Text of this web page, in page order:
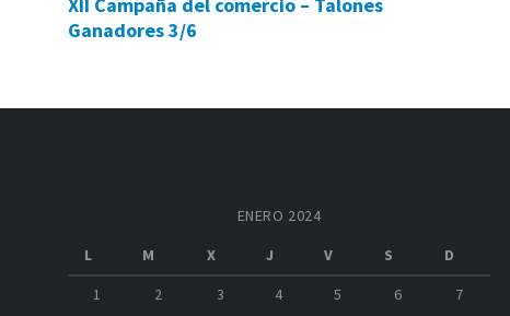
Ganadores 3/6
ENERO 2024
L
M X J V S
D
1
2 3 4 5 6
7